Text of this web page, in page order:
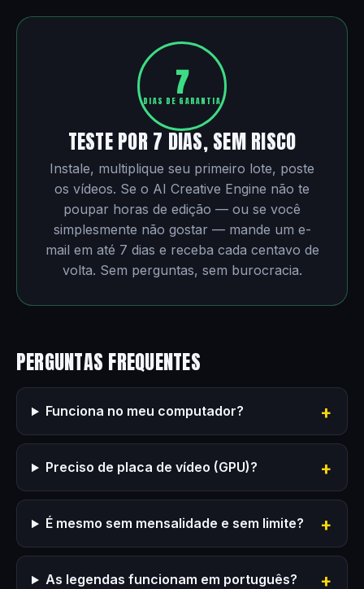
7
DIAS DE GARANTIA
TESTE POR 7 DIAS, SEM RISCO
Instale, multiplique seu primeiro lote, poste
os vídeos. Se o AI Creative Engine não te
poupar horas de edição — ou se você
simplesmente não gostar — mande um e-
mail em até 7 dias e receba cada centavo de
volta. Sem perguntas, sem burocracia.
PERGUNTAS FREQUENTES
Funciona no meu computador?
Preciso de placa de vídeo (GPU)?
É mesmo sem mensalidade e sem limite?
As legendas funcionam em português?